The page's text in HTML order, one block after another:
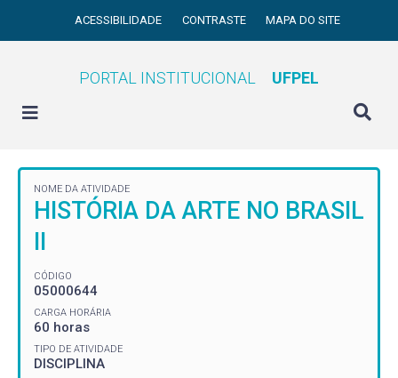
ACESSIBILIDADE CONTRASTE MAPA DO SITE
PORTAL INSTITUCIONAL UFPEL
NOME DA ATIVIDADE
HISTÓRIA DA ARTE NO BRASIL
II
CÓDIGO
05000644
CARGA HORÁRIA
60 horas
TIPO DE ATIVIDADE
DISCIPLINA